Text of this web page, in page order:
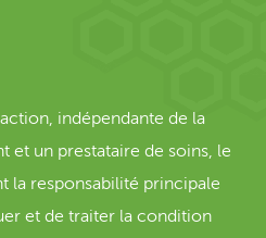
indépendante de la
et un prestataire de soins, le
la responsabilité principale
et de traiter la condition